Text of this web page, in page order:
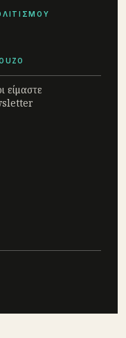
είμαστε